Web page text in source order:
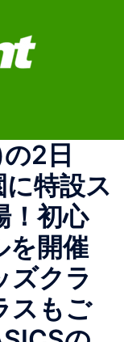
2日
特設ス
！初心
を開催
ズクラ
スもご